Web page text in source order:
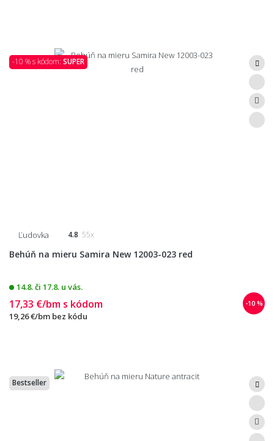
-10 % s kódom: SUPER
Ľudovka 4.8 55x
Behúň na mieru Samira New 12003-023 red
14.8. či 17.8. u vás.
-10 %
17,33 €/bm s kódom
19,26 €/bm bez kódu
Bestseller